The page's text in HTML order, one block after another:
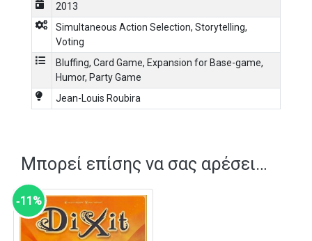
2013
Simultaneous Action Selection, Storytelling,
Voting
Bluffing, Card Game, Expansion for Base-game,
Humor, Party Game
Jean-Louis Roubira
Μπορεί επίσης να σας αρέσει…
‑11%